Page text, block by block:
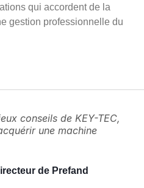
qui accordent de la
gestion professionnelle du
conseils de KEY-TEC,
une machine
de Prefand